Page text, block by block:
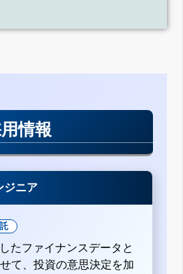
情報
ジニア
たファイナンスデータと
て、投資の意思決定を加